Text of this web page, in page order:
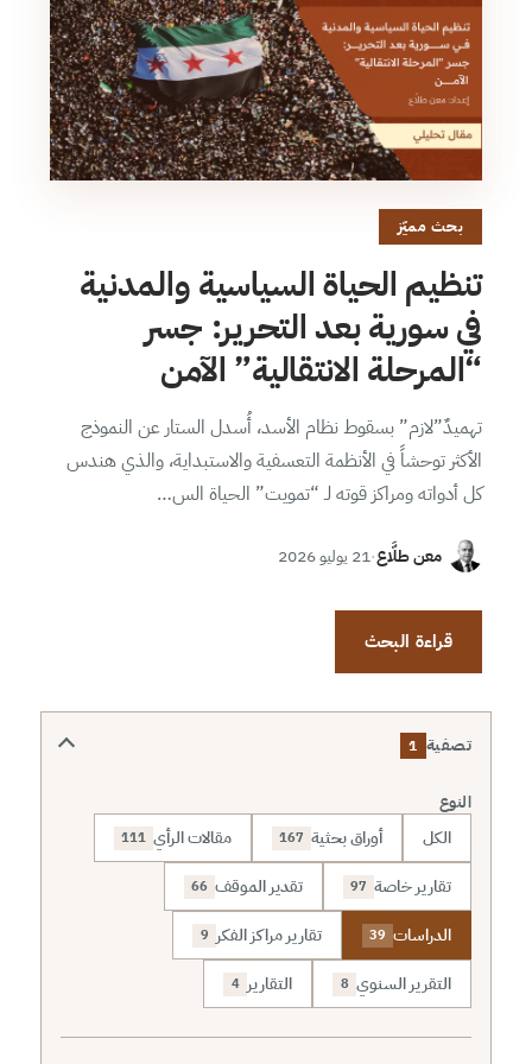
بحث مميّز
تنظيم الحياة السياسية والمدنية
في سورية بعد التحرير: جسر
“المرحلة الانتقالية” الآمن
تهميدٌ”لازم” بسقوط نظام الأسد، أُسدل الستار عن النموذج
الأكثر توحشاً في الأنظمة التعسفية والاستبداية، والذي هندس
كل أدواته ومراكز قوته لـ “تمويت” الحياة الس…
معن طلَّاع·21 يوليو 2026
قراءة البحث
تصفية 1
النوع
الكل أوراق بحثية 167 مقالات الرأي 111
تقارير خاصة 97 تقدير الموقف 66
الدراسات 39 تقارير مراكز الفكر 9
التقرير السنوي 8 التقارير 4